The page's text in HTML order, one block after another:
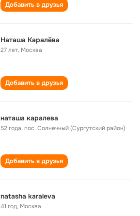
Добавить в друзья
Наташа Каралёва
27 лет, Москва
Добавить в друзья
наташа каралева
52 года,пос. Солнечный (Сургутский район)
Добавить в друзья
natasha karaleva
41 год, Москва